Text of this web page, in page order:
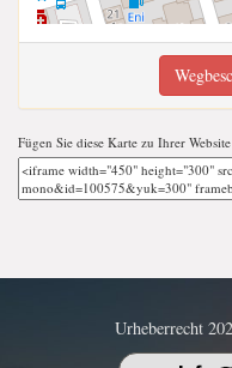
Fügen Sie diese Karte zu Ihrer
Urheberrecht